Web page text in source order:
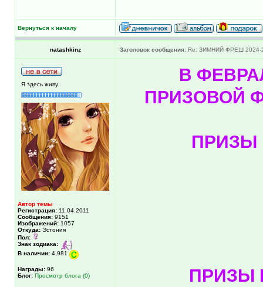
Вернуться к началу
natashkinz Заголовок сообщения: Re: ЗИМНИЙ ФРЕШ
Я здесь живу
Автор темы
Регистрация: 11.04.2011
Сообщения: 9151
Изображений: 1057
Откуда: Эстония
Пол:
Знак зодиака:
В наличии: 4,981
Награды: 96
Блог: Просмотр блога (0)
В
ПРИЗОВОЙ
ПРИЗЫ
ПРИЗЫ